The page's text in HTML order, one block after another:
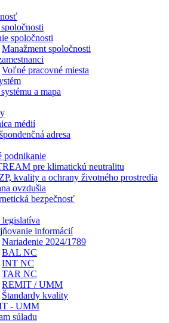
spoločnosti
Manažment spoločnosti
Voľné pracovné miesta
a mapa
médií
adresa
podnikanie
pre klimatickú neutralitu
kvality a ochrany životného prostredia
ovzdušia
bezpečnosť
legislatíva
informácií
Nariadenie 2024/1789
BAL NC
INT NC
TAR NC
REMIT / UMM
Štandardy kvality
- UMM
súladu